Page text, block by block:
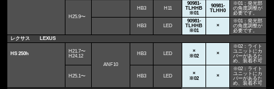
H25.9〜
HB3 H11
90981-
TLHHB
※01
90981-
TLHH0
※01：発光部
の角度調整が
必要です。
HB3 LED
90981-
TLHHB
※01
×
※01：発光部
の角度調整が
必要です。
レクサス LEXUS
HS 250h
H21.7〜
H24.12
ANF10
HB3 LED
×
※02
×
※02：ライト
ユニットにカ
バーがあるた
め、装着不可
H25.1〜 HB3 LED
×
※02
×
※02：ライト
ユニットにカ
バーがあるた
め、装着不可